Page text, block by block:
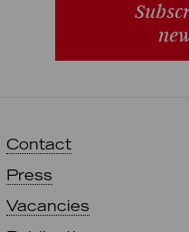
Contact
Press
Vacancies